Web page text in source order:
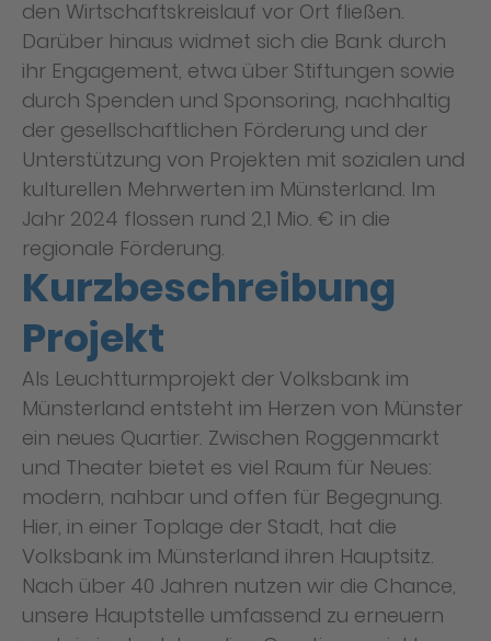
den Wirtschaftskreislauf vor Ort fließen.
Darüber hinaus widmet sich die Bank durch
ihr Engagement, etwa über Stiftungen sowie
durch Spenden und Sponsoring, nachhaltig
der gesellschaftlichen Förderung und der
Unterstützung von Projekten mit sozialen und
kulturellen Mehrwerten im Münsterland. Im
Jahr 2024 flossen rund 2,1 Mio. € in die
regionale Förderung.
Kurzbeschreibung
Projekt
Als Leuchtturmprojekt der Volksbank im
Münsterland entsteht im Herzen von Münster
ein neues Quartier. Zwischen Roggenmarkt
und Theater bietet es viel Raum für Neues:
modern, nahbar und offen für Begegnung.
Hier, in einer Toplage der Stadt, hat die
Volksbank im Münsterland ihren Hauptsitz.
Nach über 40 Jahren nutzen wir die Chance,
unsere Hauptstelle umfassend zu erneuern